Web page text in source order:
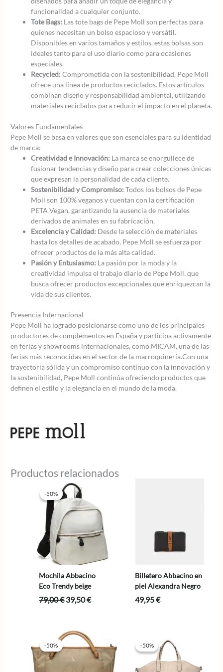
funcionalidad a cualquier conjunto.
Tote Bags: Las tote bags de Pepe Moll son perfectas para
quienes necesitan un bolso espacioso y versátil.
Disponibles en varios tamaños y estilos, estas bolsas son
ideales tanto para el uso diario como para ocasiones
especiales.
Recycled: Comprometida con la sostenibilidad, Pepe Moll
ofrece una línea de productos reciclados. Estos artículos
combinan diseño y responsabilidad ambiental, utilizando
materiales reciclados para reducir el impacto en el planeta.
Valores Fundamentales
Pepe Moll se basa en valores que son esenciales para su identidad
de marca:
Creatividad e Innovación: La marca se enorgullece de
fusionar tendencias y diseño para crear colecciones únicas
que expresan la personalidad de cada cliente.
Sostenibilidad y Compromiso: Todos los bolsos de Pepe
Moll son 100% veganos y cuentan con la certificación
PETA Vegan, garantizando la ausencia de materiales
derivados de animales en su fabricación.
Excelencia y Calidad: Desde la selección de materiales
hasta los detalles de acabado, Pepe Moll se esfuerza por
ofrecer productos de la más alta calidad.
Pasión y Entusiasmo: La pasión por la moda y la
creatividad impulsa el trabajo diario de Pepe Moll, que
busca ofrecer productos excepcionales que enriquezcan la
vida de sus clientes.
Presencia Internacional
Pepe Moll ha logrado posicionarse como uno de los principales
productores de complementos en España y participa activamente
en ferias y showrooms internacionales, como MICAM, una de las
ferias más reconocidas en el sector de la marroquinería.Con una
trayectoria sólida y un compromiso continuo con la innovación y
la sostenibilidad, Pepe Moll continúa ofreciendo productos que
definen el estilo y la elegancia en el mundo de la moda.
Productos relacionados
-50%
-50%
Mochila Abbacino
Eco Trendy beige
79,00€El
era:
79,00 €.
39,50€El
39,50 €.
Billetero Abbacino en
piel Alexandra Negro
49,95€
-50%
-50% -50%
-50%